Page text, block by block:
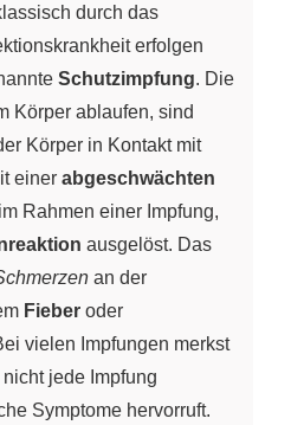
durch das
erfolgen
Schutzimpfung. Die
Körper ablaufen, sind
Körper in Kontakt mit
einer abgeschwächten
Rahmen einer Impfung,
ausgelöst. Das
an der
Fieber oder
vielen Impfungen merkst
jede Impfung
Symptome hervorruft.